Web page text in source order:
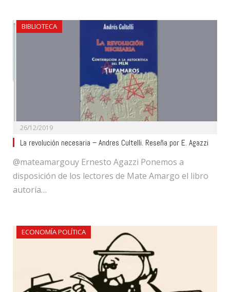
BIBLIOTECA
26/12/2019
La revolución necesaria – Andres Cultelli. Reseña por E. Agazzi
@mateamargouy Ernesto Agazzi Ponemos a
disposición de los lectores de Mate Amargo el libro
autoría…
ECONOMÍA POLÍTICA